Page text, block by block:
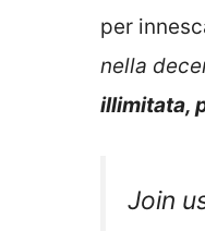
per
nella
illimitata,
Join